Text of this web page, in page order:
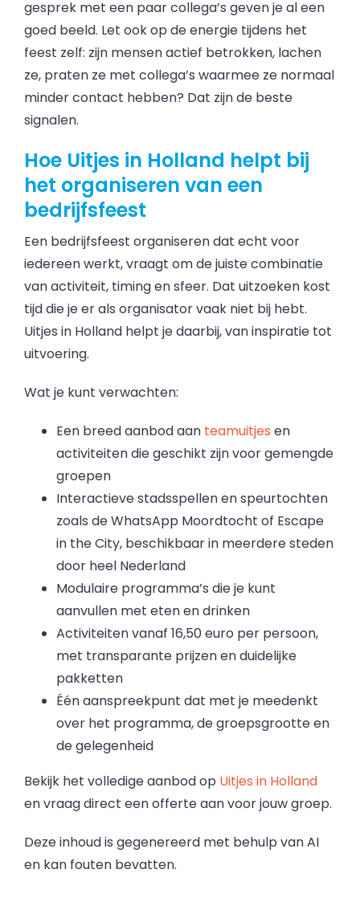
gesprek met een paar collega’s geven je al een
goed beeld. Let ook op de energie tijdens het
feest zelf: zijn mensen actief betrokken, lachen
ze, praten ze met collega’s waarmee ze normaal
minder contact hebben? Dat zijn de beste
signalen.
Hoe Uitjes in Holland helpt bij
het organiseren van een
bedrijfsfeest
Een bedrijfsfeest organiseren dat echt voor
iedereen werkt, vraagt om de juiste combinatie
van activiteit, timing en sfeer. Dat uitzoeken kost
tijd die je er als organisator vaak niet bij hebt.
Uitjes in Holland helpt je daarbij, van inspiratie tot
uitvoering.
Wat je kunt verwachten:
Een breed aanbod aan teamuitjes en
activiteiten die geschikt zijn voor gemengde
groepen
Interactieve stadsspellen en speurtochten
zoals de WhatsApp Moordtocht of Escape
in the City, beschikbaar in meerdere steden
door heel Nederland
Modulaire programma’s die je kunt
aanvullen met eten en drinken
Activiteiten vanaf 16,50 euro per persoon,
met transparante prijzen en duidelijke
pakketten
Één aanspreekpunt dat met je meedenkt
over het programma, de groepsgrootte en
de gelegenheid
Bekijk het volledige aanbod op Uitjes in Holland
en vraag direct een offerte aan voor jouw groep.
Deze inhoud is gegenereerd met behulp van AI
en kan fouten bevatten.